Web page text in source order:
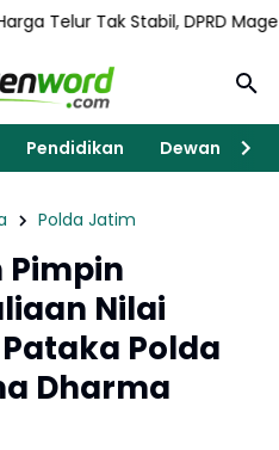
DPRD Magetan Gandeng
Pendidikan Dewan
Polda Jatim
Nilai
Polda
Dharma